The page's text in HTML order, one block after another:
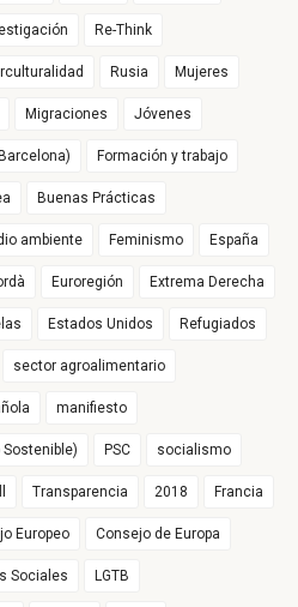
Re-Think
Rusia Mujeres
Migraciones Jóvenes
Formación y trabajo
Buenas Prácticas
ambiente Feminismo España
Euroregión Extrema Derecha
Estados Unidos Refugiados
sector agroalimentario
manifiesto
PSC socialismo
Transparencia 2018 Francia
Europeo Consejo de Europa
Sociales LGTB